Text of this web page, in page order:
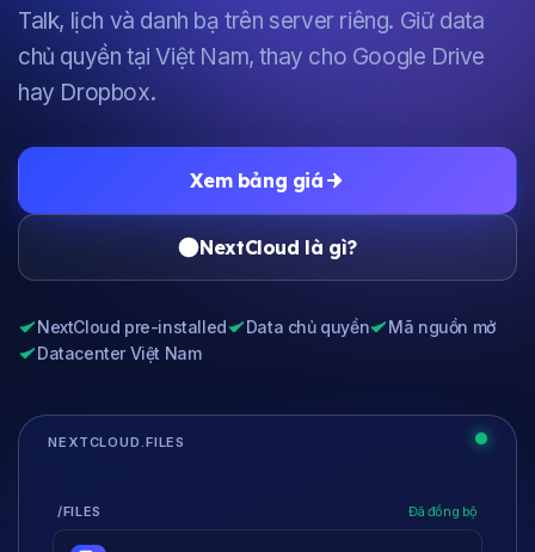
Talk, lịch và danh bạ trên server riêng. Giữ data
chủ quyền tại Việt Nam, thay cho Google Drive
hay Dropbox.
Xem bảng giá
NextCloud là gì?
NextCloud pre-installed Data chủ quyền
Mã nguồn mở
Datacenter Việt Nam
/FILES Đã đồng bộ